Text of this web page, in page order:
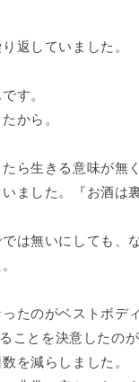
返していました。
す。
から。
ら生きる意味が無
ました。『お酒は
は無いにしても、
たのがベストボデ
ことを決意したのが
を減らしました。